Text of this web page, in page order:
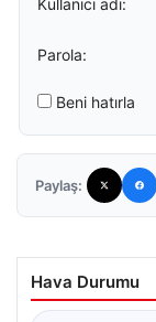
Parola:
Beni hatırla
Paylaş:
Hava Durumu